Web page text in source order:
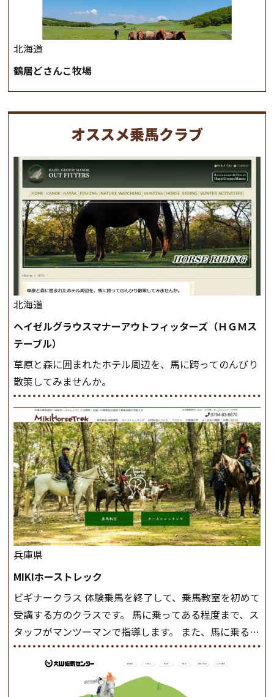
北海道
鶴居どさんこ牧場
オススメ乗馬クラブ
北海道
ヘイゼルグラウスマナーアウトフィッターズ（ＨＧＭス
テーブル）
草原と森に囲まれたホテル周辺を、馬に跨ってのんびり
散策してみませんか。
兵庫県
MIKIホーストレック
ビギナークラス 体験乗馬を終了して、乗馬教室を初めて
受講する方のクラスです。 馬に乗ってある程度まで、ス
タッフがマンツーマンで指導します。 また、馬に乗るだ
けでなく、馬の手入れや馬装（鞍などを装着する） も
このクラスで把握し、「馬に触れること」にも慣れてい
きましょう。 スタートクラス ビギナークラスで単独で